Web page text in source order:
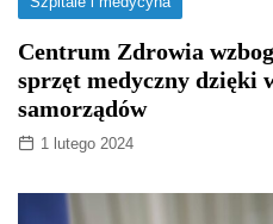
Centrum Zdrowia
sprzęt medyczny dzięki
samorządów
1 lutego 2024